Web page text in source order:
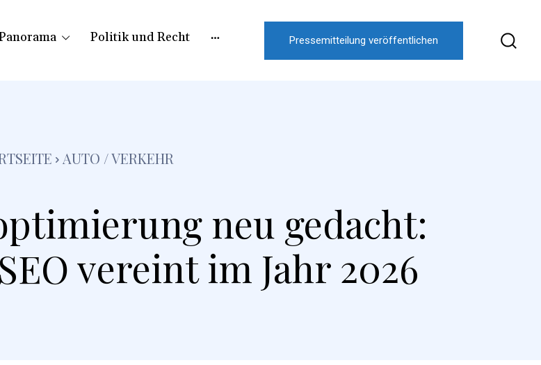
Politik und Recht Pressemitteilung veröffentlichen
AUTO / VERKEHR
neu gedacht:
vereint im Jahr 2026